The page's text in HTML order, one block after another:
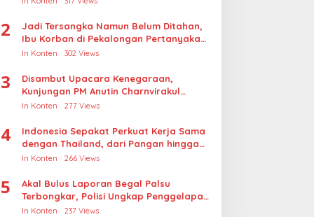
2
Jadi Tersangka Namun Belum Ditahan,
Ibu Korban di Pekalongan Pertanyakan
Keseriusan Polisi Tangani Kasus
In Konten 302 Views
3
Disambut Upacara Kenegaraan,
Kunjungan PM Anutin Charnvirakul
Perkuat Hubungan Indonesia-Thailand
In Konten 277 Views
4
Indonesia Sepakat Perkuat Kerja Sama
dengan Thailand, dari Pangan hingga
Ekonomi Digital
In Konten 266 Views
5
Akal Bulus Laporan Begal Palsu
Terbongkar, Polisi Ungkap Penggelapan
Uang Perusahaan untuk Crypto
In Konten 237 Views